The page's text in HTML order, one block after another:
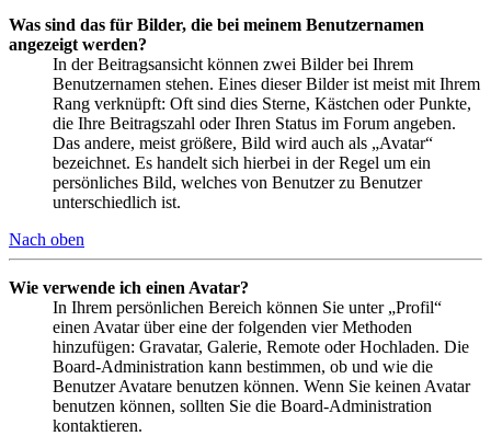
Was sind das für Bilder, die bei meinem Benutzernamen
angezeigt werden?
In der Beitragsansicht können zwei Bilder bei Ihrem
Benutzernamen stehen. Eines dieser Bilder ist meist mit Ihrem
Rang verknüpft: Oft sind dies Sterne, Kästchen oder Punkte,
die Ihre Beitragszahl oder Ihren Status im Forum angeben.
Das andere, meist größere, Bild wird auch als „Avatar“
bezeichnet. Es handelt sich hierbei in der Regel um ein
persönliches Bild, welches von Benutzer zu Benutzer
unterschiedlich ist.
Nach oben
Wie verwende ich einen Avatar?
In Ihrem persönlichen Bereich können Sie unter „Profil“
einen Avatar über eine der folgenden vier Methoden
hinzufügen: Gravatar, Galerie, Remote oder Hochladen. Die
Board-Administration kann bestimmen, ob und wie die
Benutzer Avatare benutzen können. Wenn Sie keinen Avatar
benutzen können, sollten Sie die Board-Administration
kontaktieren.